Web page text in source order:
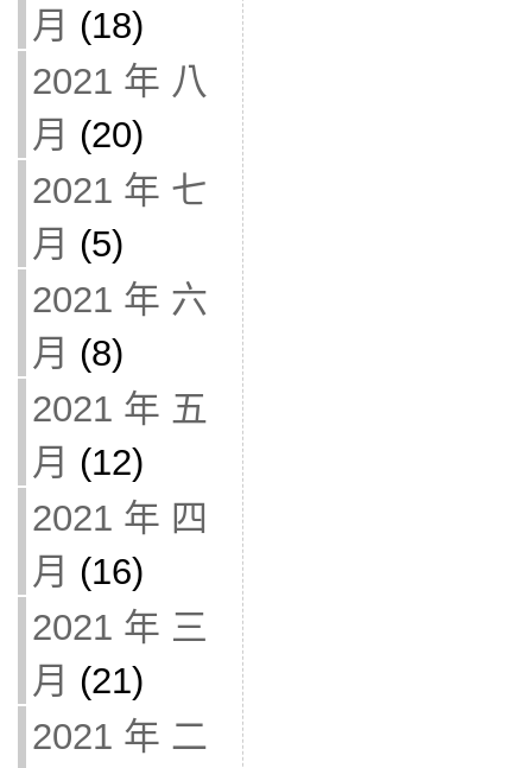
月 (18)
2021 年 八
月 (20)
2021 年 七
月 (5)
2021 年 六
月 (8)
2021 年 五
月 (12)
2021 年 四
月 (16)
2021 年 三
月 (21)
2021 年 二